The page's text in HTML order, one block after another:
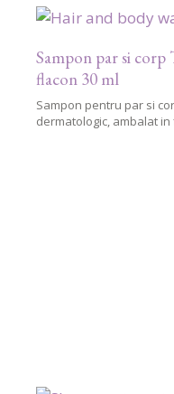
Sampon par si
flacon 30 ml
Sampon pentru par si
dermatologic, ambalat in